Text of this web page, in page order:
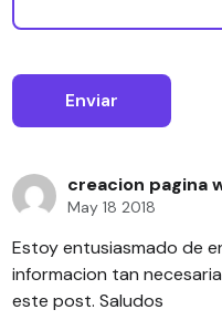
creacion pagina
May 18 2018
Estoy entusiasmado de
informacion tan
este post. Saludos